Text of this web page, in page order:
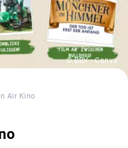
© BBV - Canva
Air Kino